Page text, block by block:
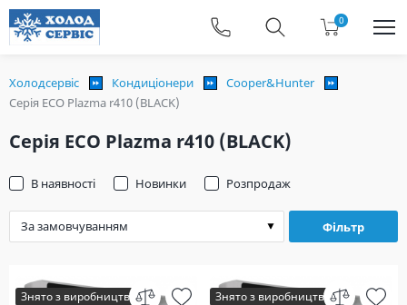
0
Холодсервіс Кондиціонери
Cooper&Hunter
Серія ECO Plazma r410 (BLACK)
Серія ECO Plazma r410 (BLACK)
Фільтр
В наявності Новинки Розпродаж
Знято з виробництва Знято з виробництва